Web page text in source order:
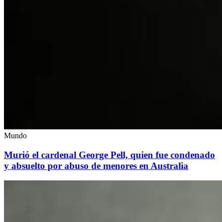
Mundo
Murió el cardenal George Pell, quien fue condenado
y absuelto por abuso de menores en Australia